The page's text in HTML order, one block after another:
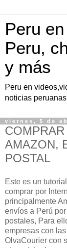
Peru
Peru,
y más
Peru en
noticias
viernes, 5 de
AMAZON,
POSTAL
Este es un
comprar por
principalmente
envíos a Perú
postales, Para
empresas con
OlvaCourier con